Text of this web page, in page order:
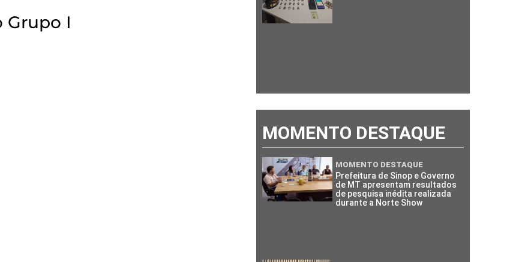
Grupo I
MOMENTO DESTAQUE
MOMENTO DESTAQUE
Prefeitura de Sinop e Governo
de MT apresentam resultados
de pesquisa inédita realizada
durante a Norte Show